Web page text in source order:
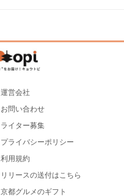
運営会社
お問い合わせ
ライター募集
プライバシーポリシー
利用規約
リリースの送付はこちら
京都グルメのギフト